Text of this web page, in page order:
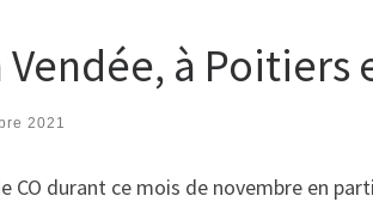
Vendée, à Poitiers
2021
CO durant ce mois de novembre en